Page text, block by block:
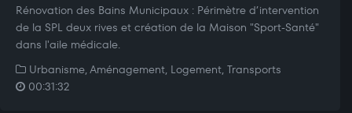
Rénovation des Bains Municipaux : Périmètre d’intervention
de la SPL deux rives et création de la Maison "Sport-Santé"
dans l'aile médicale.
Urbanisme, Aménagement, Logement, Transports
00:31:32